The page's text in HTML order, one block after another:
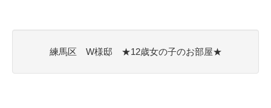
練馬区 W様邸 ★12歳女の子のお部屋★